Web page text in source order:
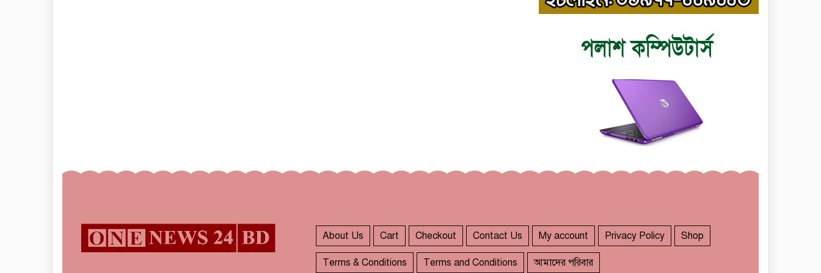
About Us Cart Checkout Contact Us My account Privacy Policy Shop
Terms & Conditions Terms and Conditions আমাদের পরিবার